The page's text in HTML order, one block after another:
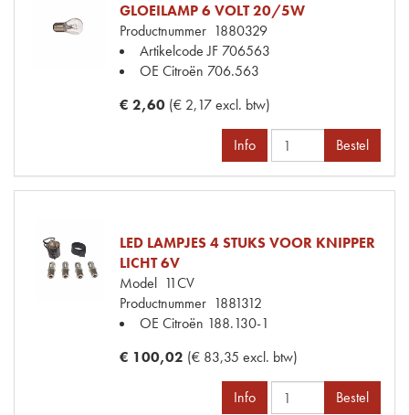
GLOEILAMP 6 VOLT 20/5W
Productnummer 1880329
Artikelcode JF 706563
OE Citroën 706.563
€ 2,60 (€ 2,17 excl. btw)
Info Bestel
LED LAMPJES 4 STUKS VOOR KNIPPER
LICHT 6V
Model 11CV
Productnummer 1881312
OE Citroën 188.130-1
€ 100,02 (€ 83,35 excl. btw)
Info Bestel